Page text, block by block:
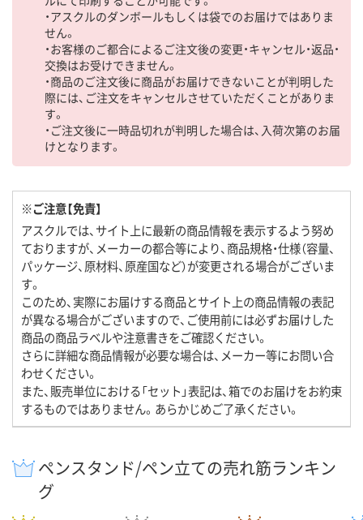
・アスクルのダンボールもしくは袋でのお届けではありま
せん。
・お客様のご都合によるご注文後の変更・キャンセル・返品・
交換はお受けできません。
・商品のご注文後に商品がお届けできないことが判明した
際には、ご注文をキャンセルさせていただくことがありま
す。
・ご注文後に一時品切れが判明した場合は、入荷次第のお届
けとなります。
※ご注意【免責】
アスクルでは、サイト上に最新の商品情報を表示するよう努め
ておりますが、メーカーの都合等により、商品規格・仕様（容量、
パッケージ、原材料、原産国など）が変更される場合がございま
す。
このため、実際にお届けする商品とサイト上の商品情報の表記
が異なる場合がございますので、ご使用前には必ずお届けした
商品の商品ラベルや注意書きをご確認ください。
さらに詳細な商品情報が必要な場合は、メーカー等にお問い合
わせください。
また、販売単位における「セット」表記は、箱でのお届けをお約束
するものではありません。あらかじめご了承ください。
ペンスタンド/ペン立ての売れ筋ランキン
グ